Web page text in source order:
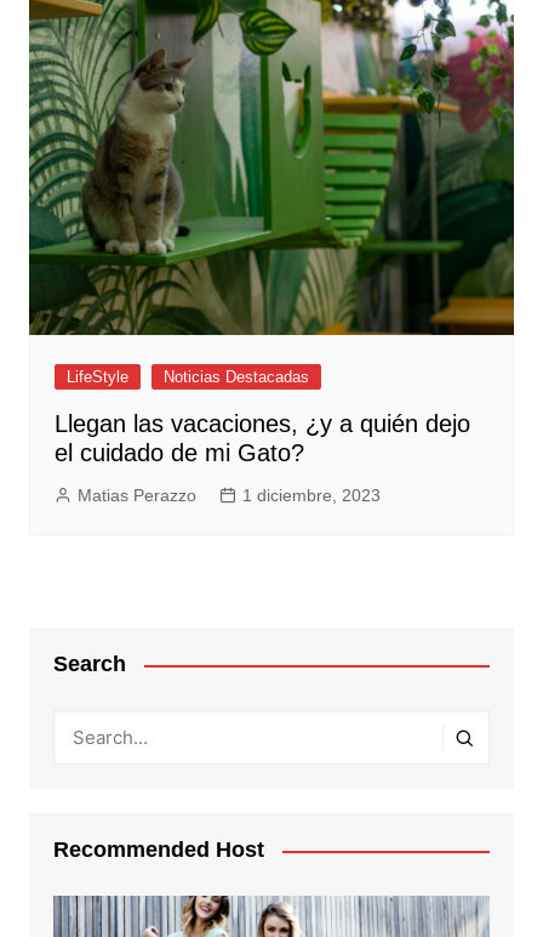
LifeStyle Noticias Destacadas
Llegan las vacaciones, ¿y a quién dejo
el cuidado de mi Gato?
Matias Perazzo 1 diciembre, 2023
Search
Recommended Host